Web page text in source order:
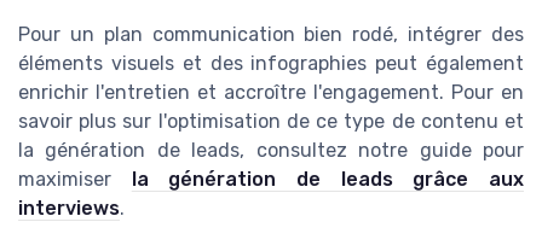
Pour un plan communication bien rodé, intégrer des
éléments visuels et des infographies peut également
enrichir l'entretien et accroître l'engagement. Pour en
savoir plus sur l'optimisation de ce type de contenu et
la génération de leads, consultez notre guide pour
maximiser
la génération de leads grâce aux
interviews.